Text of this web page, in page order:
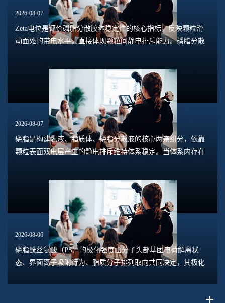
2026-08-07
Zeta电位是评价磷脂分散胶体稳定性的核心指标，反映颗粒滑
动面处的带电水平，直接体现颗粒间静电排斥能力。磷脂分散
2026-08-07
磷脂是构建乳液、脂质体、磷脂分散液的核心两亲组分，依靠
颗粒表面双电层产生的静电排斥维持体系稳定。当体系内存在
2026-08-06
磷脂酰丝氨酸（PS）的极化强度由分子头部基团电荷解离状
态、界面离子吸附行为、脂质分子排列取向共同决定，其极化